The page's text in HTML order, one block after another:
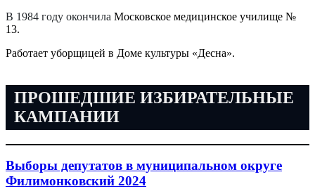
В 1984 году окончила Московское медицинское училище №
13.
Работает уборщицей в Доме культуры «Десна».
ПРОШЕДШИЕ ИЗБИРАТЕЛЬНЫЕ
КАМПАНИИ
Выборы депутатов в муниципальном округе
Филимонковский 2024